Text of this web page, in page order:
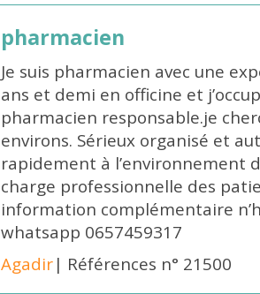
pharmacien
Je suis pharmacien avec une
ans et demi en officine et
pharmacien responsable.je
environs. Sérieux organisé et
rapidement à l’environnement
charge professionnelle des
information complémentaire
whatsapp 0657459317
Agadir| Références n° 21500